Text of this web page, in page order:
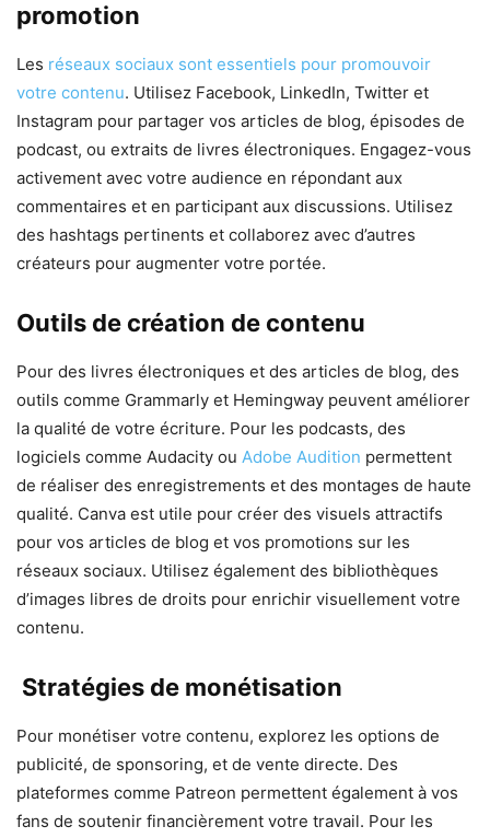
promotion
Les réseaux sociaux sont essentiels pour promouvoir
votre contenu. Utilisez Facebook, LinkedIn, Twitter et
Instagram pour partager vos articles de blog, épisodes de
podcast, ou extraits de livres électroniques. Engagez-vous
activement avec votre audience en répondant aux
commentaires et en participant aux discussions. Utilisez
des hashtags pertinents et collaborez avec d’autres
créateurs pour augmenter votre portée.
Outils de création de contenu
Pour des livres électroniques et des articles de blog, des
outils comme Grammarly et Hemingway peuvent améliorer
la qualité de votre écriture. Pour les podcasts, des
logiciels comme Audacity ou Adobe Audition permettent
de réaliser des enregistrements et des montages de haute
qualité. Canva est utile pour créer des visuels attractifs
pour vos articles de blog et vos promotions sur les
réseaux sociaux. Utilisez également des bibliothèques
d’images libres de droits pour enrichir visuellement votre
contenu.
Stratégies de monétisation
Pour monétiser votre contenu, explorez les options de
publicité, de sponsoring, et de vente directe. Des
plateformes comme Patreon permettent également à vos
fans de soutenir financièrement votre travail. Pour les